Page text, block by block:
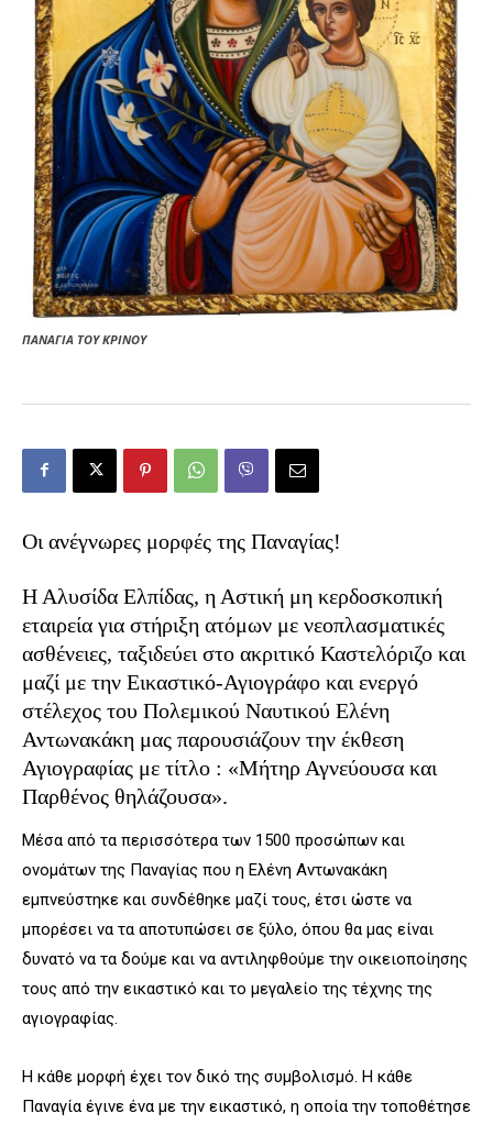
ΠΑΝΑΓΙΑ ΤΟΥ ΚΡΙΝΟΥ
Οι ανέγνωρες μορφές της Παναγίας!
Η Αλυσίδα Ελπίδας, η Αστική μη κερδοσκοπική
εταιρεία για στήριξη ατόμων με νεοπλασματικές
ασθένειες, ταξιδεύει στο ακριτικό Καστελόριζο και
μαζί με την Εικαστικό-Αγιογράφο και ενεργό
στέλεχος του Πολεμικού Ναυτικού Ελένη
Αντωνακάκη μας παρουσιάζουν την έκθεση
Αγιογραφίας με τίτλο : «Μήτηρ Αγνεύουσα και
Παρθένος θηλάζουσα».
Μέσα από τα περισσότερα των 1500 προσώπων και
ονομάτων της Παναγίας που η Ελένη Αντωνακάκη
εμπνεύστηκε και συνδέθηκε μαζί τους, έτσι ώστε να
μπορέσει να τα αποτυπώσει σε ξύλο, όπου θα μας είναι
δυνατό να τα δούμε και να αντιληφθούμε την οικειοποίησης
τους από την εικαστικό και το μεγαλείο της τέχνης της
αγιογραφίας.
Η κάθε μορφή έχει τον δικό της συμβολισμό. Η κάθε
Παναγία έγινε ένα με την εικαστικό, η οποία την τοποθέτησε